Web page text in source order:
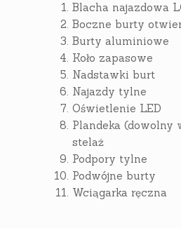
Blacha najazdowa
Boczne burty
Burty aluminiowe
Koło zapasowe
Nadstawki burt
Najazdy tylne
Oświetlenie LED
Plandeka (dowolny
stelaż
Podpory tylne
Podwójne burty
Wciągarka ręczna